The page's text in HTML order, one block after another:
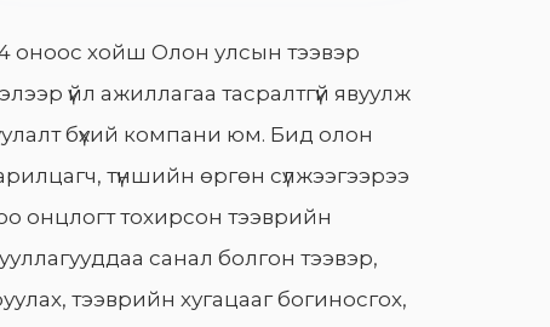
хойш Олон улсын тээвэр
үйл ажиллагаа тасралтгүй явуулж
бүхий компани юм. Бид олон
түншийн өргөн сүлжээгээрээ
онцлогт тохирсон тээврийн
санал болгон тээвэр,
тээврийн хугацааг богиносгох,